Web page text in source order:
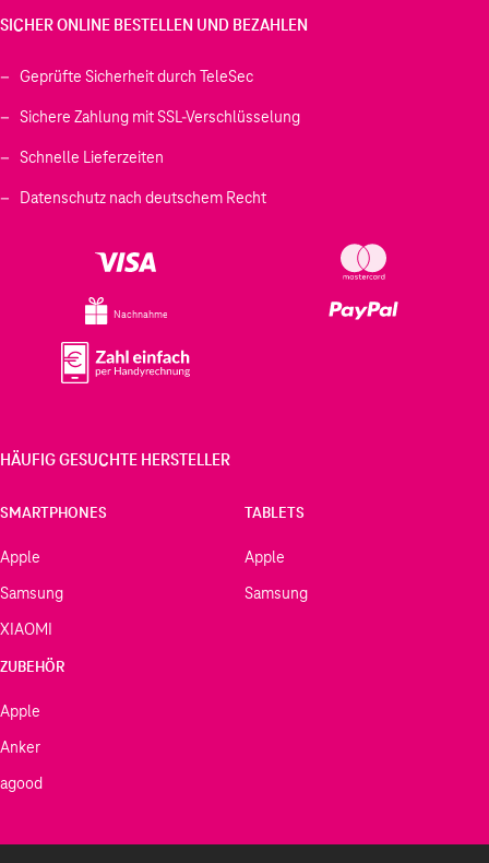
SICHER ONLINE BESTELLEN UND BEZAHLEN
Geprüfte Sicherheit durch TeleSec
Sichere Zahlung mit SSL-Verschlüsselung
Schnelle Lieferzeiten
Datenschutz nach deutschem Recht
Nachnahme
HÄUFIG GESUCHTE HERSTELLER
SMARTPHONES
Apple
Samsung
XIAOMI
TABLETS
Apple
Samsung
ZUBEHÖR
Apple
Anker
agood